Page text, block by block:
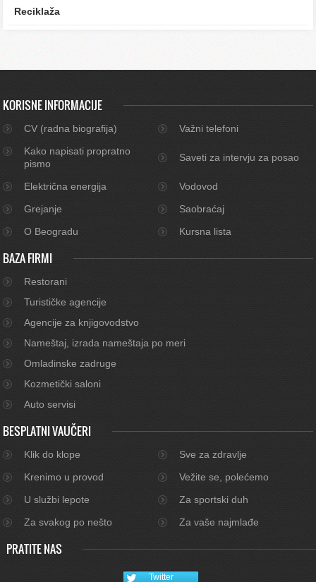
Reciklaža
KORISNE INFORMACIJE
CV (radna biografija)
Važni telefoni
Kako napisati propratno
pismo
Saveti za intervju za posao
Električna energija
Vodovod
Grejanje
Saobraćaj
O Beogradu
Kursna lista
BAZA FIRMI
Restorani
Turističke agencije
Agencije za knjigovodstvo
Nameštaj, izrada nameštaja po meri
Omladinske zadruge
Kozmetički saloni
Auto servisi
BESPLATNI VAUČERI
Klik do klope
Sve za zdravlje
Krenimo u provod
Vežite se, polećemo
U službi lepote
Za sportski duh
Za svakog po nešto
Za vaše najmlađe
PRATITE NAS
Twitter